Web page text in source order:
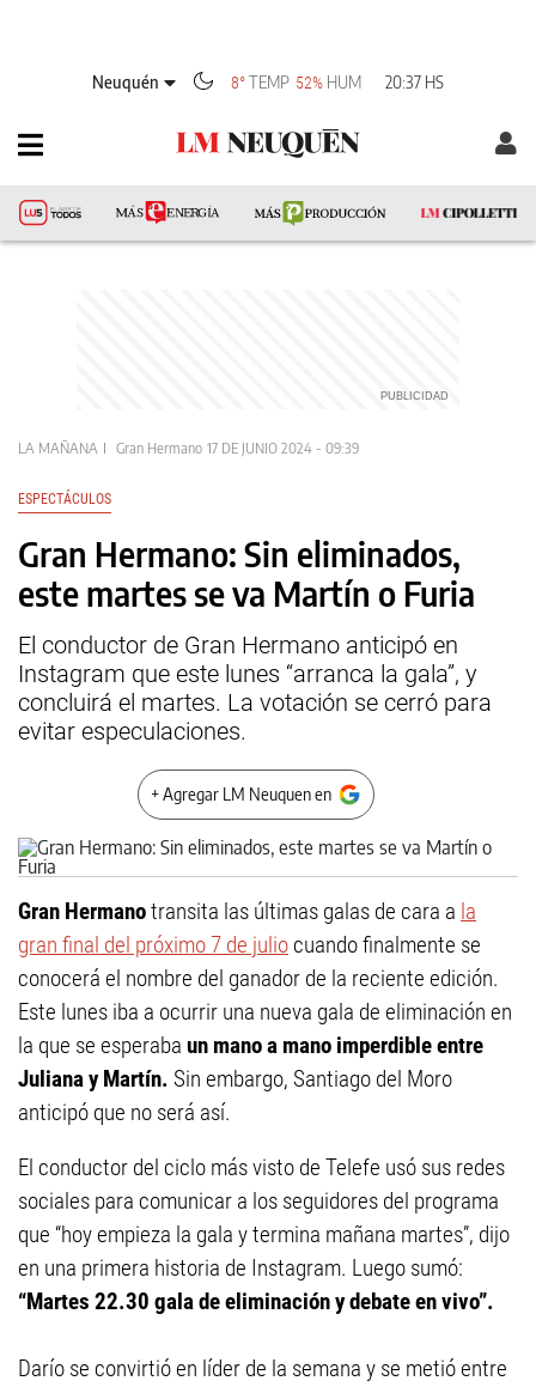
Neuquén 8° TEMP 52% HUM 20:37 HS
LA MAÑANA Gran Hermano 17 DE JUNIO 2024 - 09:39
ESPECTÁCULOS
Gran Hermano: Sin eliminados,
este martes se va Martín o Furia
El conductor de Gran Hermano anticipó en
Instagram que este lunes “arranca la gala”, y
concluirá el martes. La votación se cerró para
evitar especulaciones.
+ Agregar LM Neuquen en
Gran Hermanotransita las últimas galas de cara a la
gran final del próximo 7 de julio cuando finalmente se
conocerá el nombre del ganador de la reciente edición.
Este lunes iba a ocurrir una nueva gala de eliminación en
la que se esperaba un mano a mano imperdible entre
Juliana y Martín. Sin embargo, Santiago del Moro
anticipó que no será así.
El conductor del ciclo más visto de Telefe usó sus redes
sociales para comunicar a los seguidores del programa
que “hoy empieza la gala y termina mañana martes”, dijo
en una primera historia de Instagram. Luego sumó:
“Martes 22.30 gala de eliminación y debate en vivo”.
Darío se convirtió en líder de la semana y se metió entre